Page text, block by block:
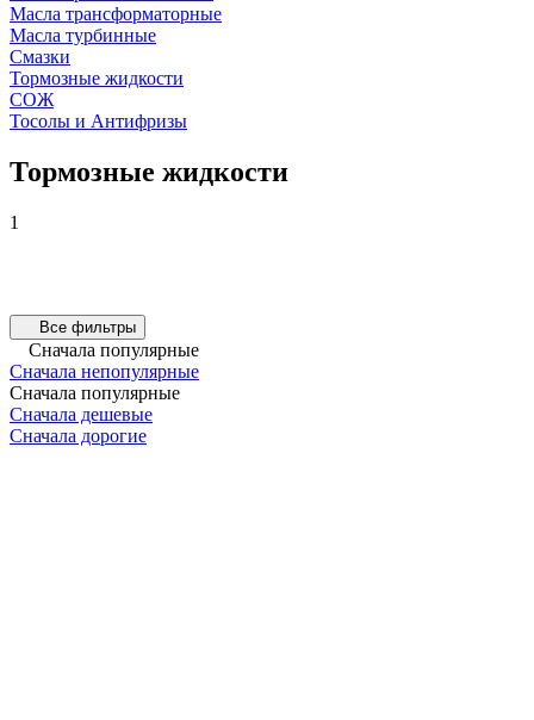
Масла трансформаторные
Масла турбинные
Смазки
Тормозные жидкости
СОЖ
Тосолы и Антифризы
Тормозные жидкости
1
Все фильтры
Сначала популярные
Сначала непопулярные
Сначала популярные
Сначала дешевые
Сначала дорогие